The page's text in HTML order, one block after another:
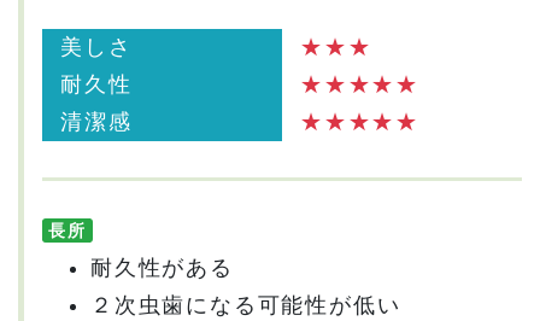
美しさ
★★★
耐久性
★★★★★
清潔感
★★★★★
長所
耐久性がある
２次虫歯になる可能性が低い